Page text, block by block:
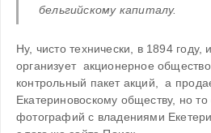
бельгийскому капиталу.
Ну, чисто технически, в 1894 году,
организует  акционерное
контрольный пакет акций,  а
Екатериновоскому обществу, но
фотографий с владениями